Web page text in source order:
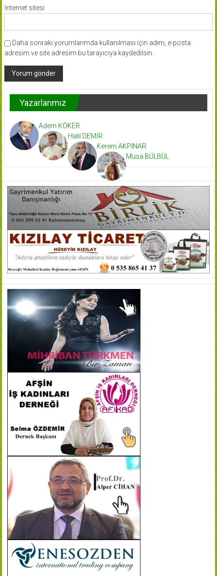
İnternet sitesi
Daha sonraki yorumlarımda kullanılması için adım, e-posta
adresim ve site adresim bu tarayıcıya kaydedilsin.
Yazarlarımız
Adem KÖKER
Halil DEMİR
Kerem AKPINAR
Musa BÜLBÜL